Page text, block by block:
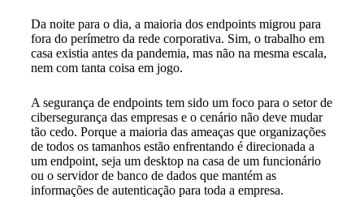
Da noite para o dia, a maioria dos endpoints migrou para
fora do perímetro da rede corporativa. Sim, o trabalho em
casa existia antes da pandemia, mas não na mesma escala,
nem com tanta coisa em jogo.
A segurança de endpoints tem sido um foco para o setor de
cibersegurança das empresas e o cenário não deve mudar
tão cedo. Porque a maioria das ameaças que organizações
de todos os tamanhos estão enfrentando é direcionada a
um endpoint, seja um desktop na casa de um funcionário
ou o servidor de banco de dados que mantém as
informações de autenticação para toda a empresa.